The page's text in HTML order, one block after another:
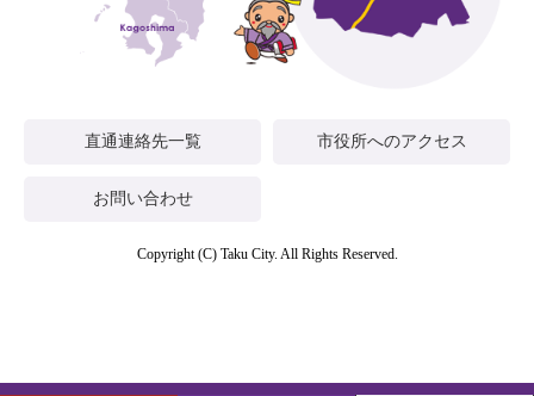
直通連絡先一覧 市役所へのアクセス
お問い合わせ
Copyright (C) Taku City. All Rights Reserved.